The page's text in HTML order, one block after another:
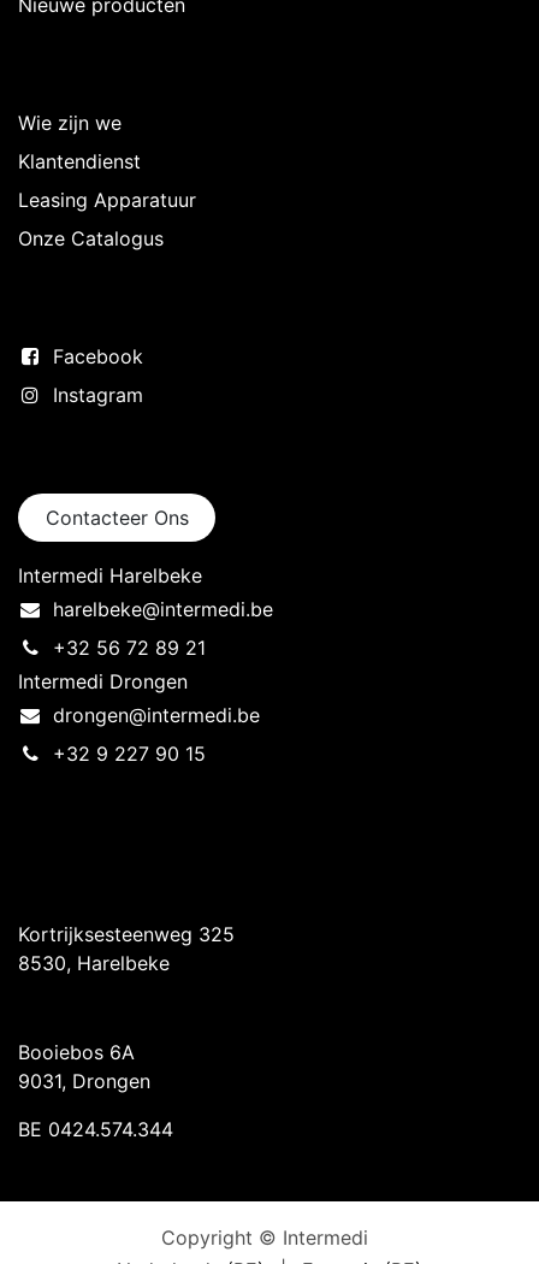
Wie zijn we
Klantendienst
Leasing Apparatuur
Onze Catalogus
Facebook
Instagram
Contacteer Ons
Intermedi Harelbeke
harelbeke@intermedi.be
+32 56 72 89 21
Intermedi Drongen
drongen@intermedi.be
+32 9 227 90 15
Kortrijksesteenweg 325
8530, Harelbeke
Booiebos 6A
9031, Drongen
BE 0424.574.344
Copyright © Intermedi